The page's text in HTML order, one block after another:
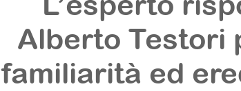
Alberto Testori
familiarità ed